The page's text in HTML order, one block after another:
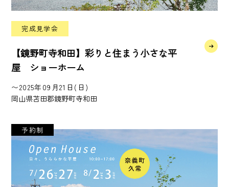
完成見学会
【鏡野町寺和田】彩りと住まう小さな平
屋 ショーホーム
〜2025年09月21日(日)
岡山県苫田郡鏡野町寺和田
予約制